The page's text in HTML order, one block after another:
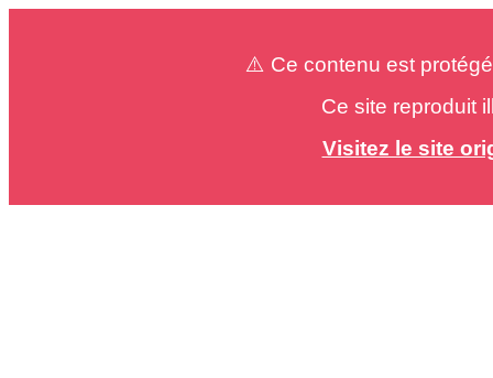
⚠️ Ce contenu est
Ce site reproduit
Visitez le site